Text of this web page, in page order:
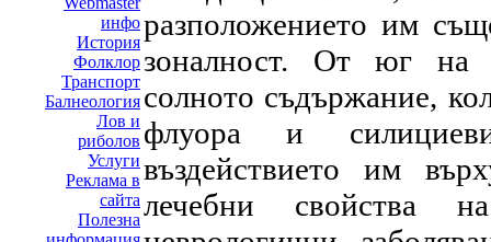
инфо
История
Фолклор
Транспорт
Балнеология
Лов и
риболов
Услуги
Реклама в
сайта
Полезна
разположението им
зоналност. От юг на
солното съдържание,
флуора и
въздействието им
лечебни свойства